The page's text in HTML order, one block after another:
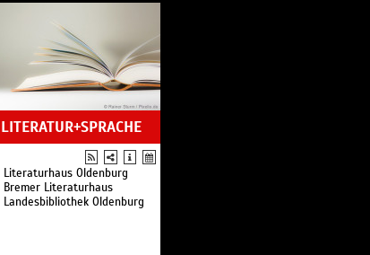
LITERATUR+SPRACHE
Literaturhaus Oldenburg
Bremer Literaturhaus
Landesbibliothek Oldenburg